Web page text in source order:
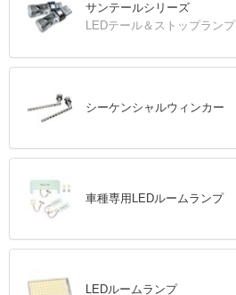
サンテールシリーズ
LEDテール＆ストップランプ
シーケンシャルウィンカー
車種専用LEDルームランプ
LEDルームランプ